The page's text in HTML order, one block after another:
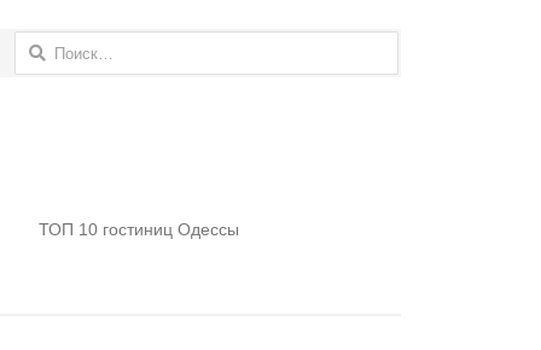
Найти:
ТОП 10 гостиниц Одессы